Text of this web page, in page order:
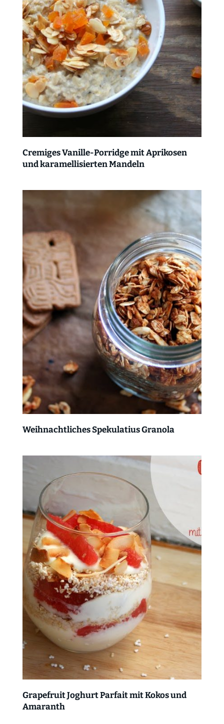
Cremiges Vanille-Porridge mit Aprikosen
und karamellisierten Mandeln
Weihnachtliches Spekulatius Granola
Grapefruit Joghurt Parfait mit Kokos und
Amaranth